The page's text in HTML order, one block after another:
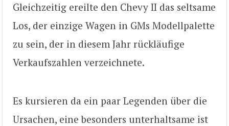
Gleichzeitig ereilte den Chevy II das seltsame
Los, der einzige Wagen in GMs Modellpalette
zu sein, der in diesem Jahr rückläufige
Verkaufszahlen verzeichnete.
Es kursieren da ein paar Legenden über die
Ursachen, eine besonders unterhaltsame ist